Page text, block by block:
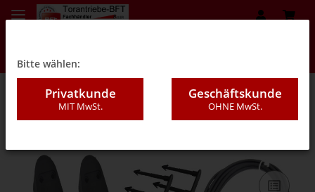
07DD - "Large" 35/85mm
Bitte wählen:
Privatkunde
MIT MwSt.
Geschäftskunde
OHNE MwSt.